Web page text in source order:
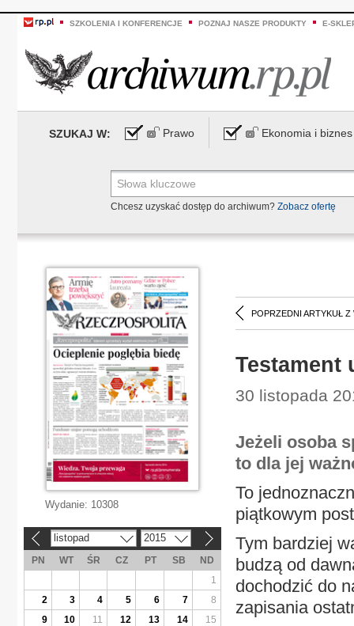
SZKOLENIA I KONFERENCJE POZNAJ NASZE PRODUKTY E-
SZUKAJ W: Prawo Ekonomia i biznes
Chcesz uzyskać dostęp do archiwum? Zobacz ofertę
POPRZEDNI ARTYKUŁ Z
Testament
30 listopada
Jeżeli osoba
to dla jej
To
piątkowym
Tym bardziej
budzą od
dochodzić do
zapisania
Wydanie: 10308
listopad 2015
PN WT ŚR CZ PT SB
ND
1
2
3 4 5 6 7
8
9
10 11 12 13 14
15